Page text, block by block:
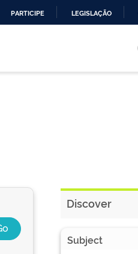
PARTICIPE LEGISLAÇÃO
Discover
Subject